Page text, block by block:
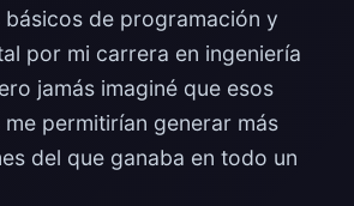
de programación y
por mi carrera en ingeniería
jamás imaginé que esos
permitirían generar más
del que ganaba en todo un